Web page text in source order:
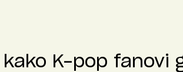
kako K-pop